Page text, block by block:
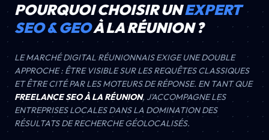
POURQUOI CHOISIR UNEXPERT
SEO & GEOÀ LA RÉUNION ?
LE MARCHÉ DIGITAL RÉUNIONNAIS EXIGE UNE DOUBLE
APPROCHE : ÊTRE VISIBLE SUR LES REQUÊTES CLASSIQUES
ET ÊTRE CITÉ PAR LES MOTEURS DE RÉPONSE. EN TANT QUE
FREELANCE SEO À LA RÉUNION, J'ACCOMPAGNE LES
ENTREPRISES LOCALES DANS LA DOMINATION DES
RÉSULTATS DE RECHERCHE GÉOLOCALISÉS.